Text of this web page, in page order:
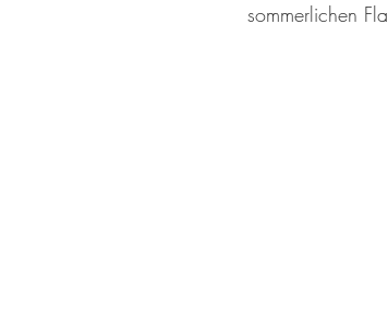
sommerlichen